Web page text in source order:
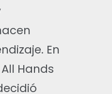
En
All Hands